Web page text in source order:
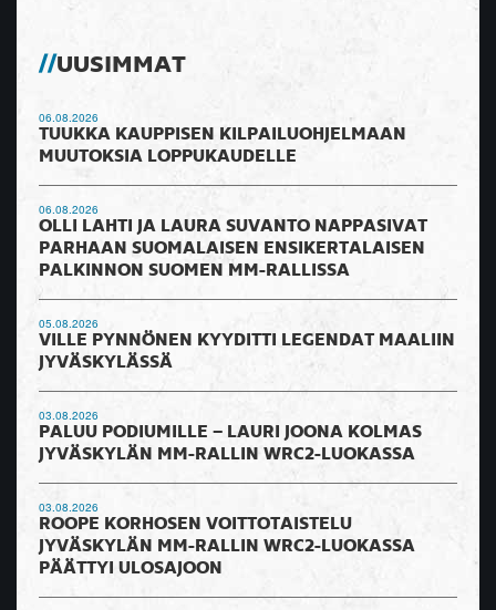
UUSIMMAT
06.08.2026
TUUKKA KAUPPISEN KILPAILUOHJELMAAN
MUUTOKSIA LOPPUKAUDELLE
06.08.2026
OLLI LAHTI JA LAURA SUVANTO NAPPASIVAT
PARHAAN SUOMALAISEN ENSIKERTALAISEN
PALKINNON SUOMEN MM-RALLISSA
05.08.2026
VILLE PYNNÖNEN KYYDITTI LEGENDAT MAALIIN
JYVÄSKYLÄSSÄ
03.08.2026
PALUU PODIUMILLE – LAURI JOONA KOLMAS
JYVÄSKYLÄN MM-RALLIN WRC2-LUOKASSA
03.08.2026
ROOPE KORHOSEN VOITTOTAISTELU
JYVÄSKYLÄN MM-RALLIN WRC2-LUOKASSA
PÄÄTTYI ULOSAJOON